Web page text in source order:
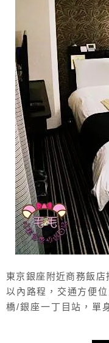
東京銀座附近商務飯
以內路程，交通方便
橋/銀座一丁目站，單